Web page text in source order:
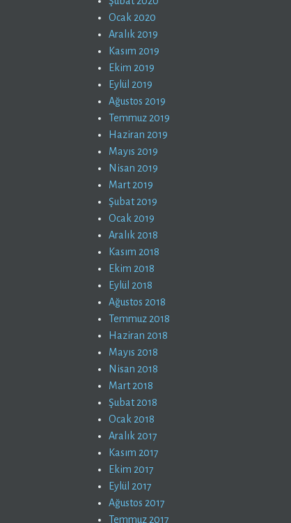
Ocak 2020
Aralık 2019
Kasım 2019
Ekim 2019
Eylül 2019
Ağustos 2019
Temmuz 2019
Haziran 2019
Mayıs 2019
Nisan 2019
Mart 2019
Şubat 2019
Ocak 2019
Aralık 2018
Kasım 2018
Ekim 2018
Eylül 2018
Ağustos 2018
Temmuz 2018
Haziran 2018
Mayıs 2018
Nisan 2018
Mart 2018
Şubat 2018
Ocak 2018
Aralık 2017
Kasım 2017
Ekim 2017
Eylül 2017
Ağustos 2017
Temmuz 2017